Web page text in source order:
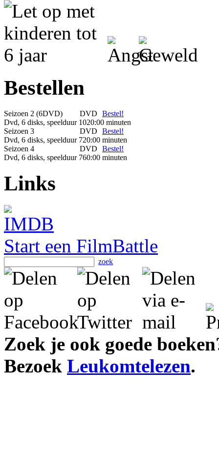
Bestellen
Seizoen 2 (6DVD) DVD
Bestel!
Dvd, 6 disks, speelduur 1020:00 minuten
Seizoen 3
DVD
Bestel!
Dvd, 6 disks, speelduur 720:00 minuten
Seizoen 4
DVD
Bestel!
Dvd, 6 disks, speelduur 760:00 minuten
Links
Start een FilmBattle
zoek
Zoek je ook goede
Bezoek Leukomtelezen.